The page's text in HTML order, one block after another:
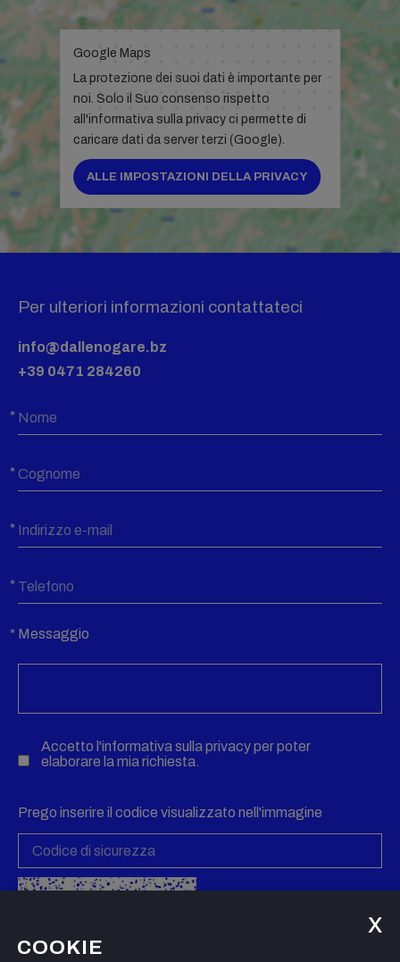
Google Maps
La protezione dei suoi dati è importante per
noi. Solo il Suo consenso rispetto
all'informativa sulla privacy ci permette di
caricare dati da server terzi (Google).
ALLE IMPOSTAZIONI DELLA PRIVACY
Per ulteriori informazioni contattateci
info@dallenogare.bz
+39 0471 284260
Messaggio
Accetto l'informativa sullaprivacyper poter
elaborare la mia richiesta.
Prego inserire il codice visualizzato nell'immagine
Creare un nuovo codice
COOKIE